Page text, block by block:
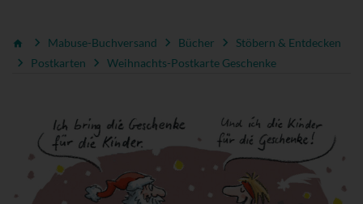
Mabuse-Buchversand Bücher
Stöbern & Entdecken
Postkarten
Weihnachts-Postkarte Geschenke